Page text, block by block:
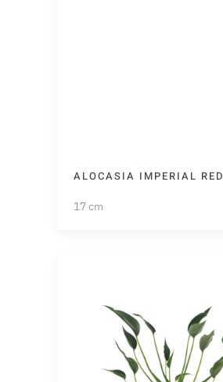
ALOCASIA IMPERIAL RED
17 cm